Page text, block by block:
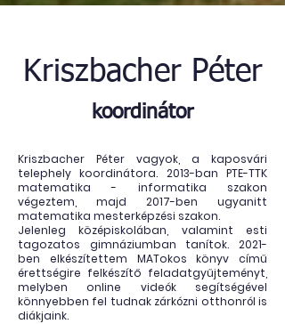
Kriszbacher Péter
koordinátor
Kriszbacher Péter vagyok, a kaposvári
telephely koordinátora. 2013-ban PTE-TTK
matematika - informatika szakon
végeztem, majd 2017-ben ugyanitt
matematika mesterképzési szakon.
Jelenleg középiskolában, valamint esti
tagozatos gimnáziumban tanítok. 2021-
ben elkészítettem MATokos könyv című
érettségire felkészítő feladatgyűjteményt,
melyben online videók segítségével
könnyebben fel tudnak zárkózni otthonról is
diákjaink.